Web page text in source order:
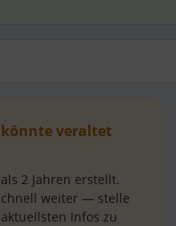
könnte veraltet
2 Jahren erstellt.
weiter — stelle
Infos zu